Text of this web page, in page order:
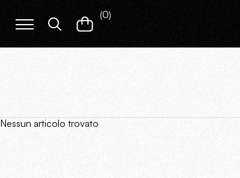
(0)
Nessun articolo trovato